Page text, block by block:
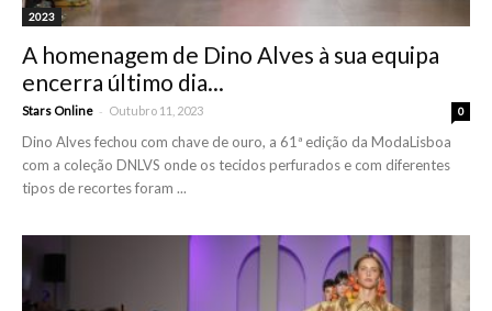
2023
A homenagem de Dino Alves à sua equipa
encerra último dia...
Stars Online - Outubro 11, 2023 0
Dino Alves fechou com chave de ouro, a 61ª edição da ModaLisboa
com a coleção DNLVS onde os tecidos perfurados e com diferentes
tipos de recortes foram ...